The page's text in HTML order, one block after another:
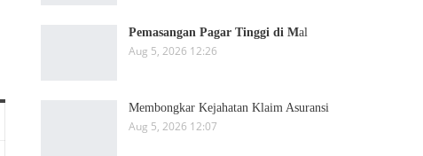
Pemasangan Pagar Tinggi di Mal
Aug 5, 2026 12:26
Membongkar Kejahatan Klaim Asuransi
Aug 5, 2026 12:07